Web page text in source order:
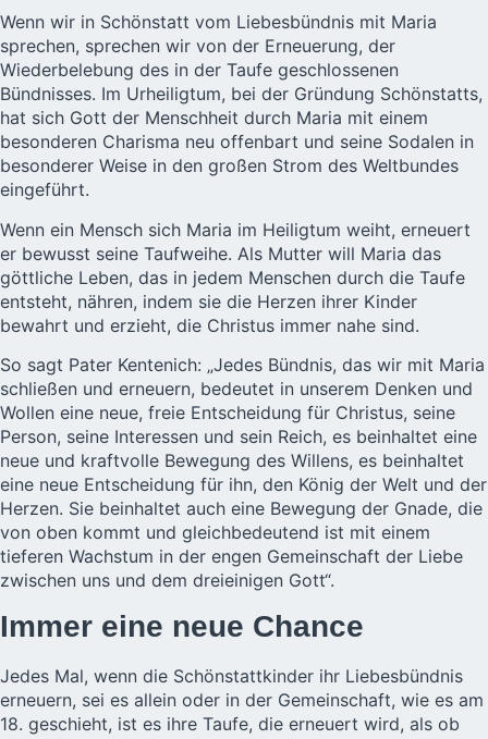
Wenn wir in Schönstatt vom Liebesbündnis mit Maria
sprechen, sprechen wir von der Erneuerung, der
Wiederbelebung des in der Taufe geschlossenen
Bündnisses. Im Urheiligtum, bei der Gründung Schönstatts,
hat sich Gott der Menschheit durch Maria mit einem
besonderen Charisma neu offenbart und seine Sodalen in
besonderer Weise in den großen Strom des Weltbundes
eingeführt.
Wenn ein Mensch sich Maria im Heiligtum weiht, erneuert
er bewusst seine Taufweihe. Als Mutter will Maria das
göttliche Leben, das in jedem Menschen durch die Taufe
entsteht, nähren, indem sie die Herzen ihrer Kinder
bewahrt und erzieht, die Christus immer nahe sind.
So sagt Pater Kentenich: „Jedes Bündnis, das wir mit Maria
schließen und erneuern, bedeutet in unserem Denken und
Wollen eine neue, freie Entscheidung für Christus, seine
Person, seine Interessen und sein Reich, es beinhaltet eine
neue und kraftvolle Bewegung des Willens, es beinhaltet
eine neue Entscheidung für ihn, den König der Welt und der
Herzen. Sie beinhaltet auch eine Bewegung der Gnade, die
von oben kommt und gleichbedeutend ist mit einem
tieferen Wachstum in der engen Gemeinschaft der Liebe
zwischen uns und dem dreieinigen Gott“.
Immer eine neue Chance
Jedes Mal, wenn die Schönstattkinder ihr Liebesbündnis
erneuern, sei es allein oder in der Gemeinschaft, wie es am
18. geschieht, ist es ihre Taufe, die erneuert wird, als ob